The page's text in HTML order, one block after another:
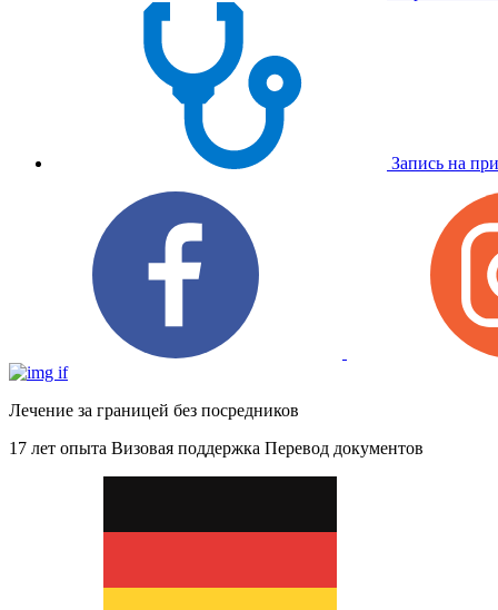
Запись на
Лечение за границей без посредников
17 лет опыта Визовая поддержка Перевод документов